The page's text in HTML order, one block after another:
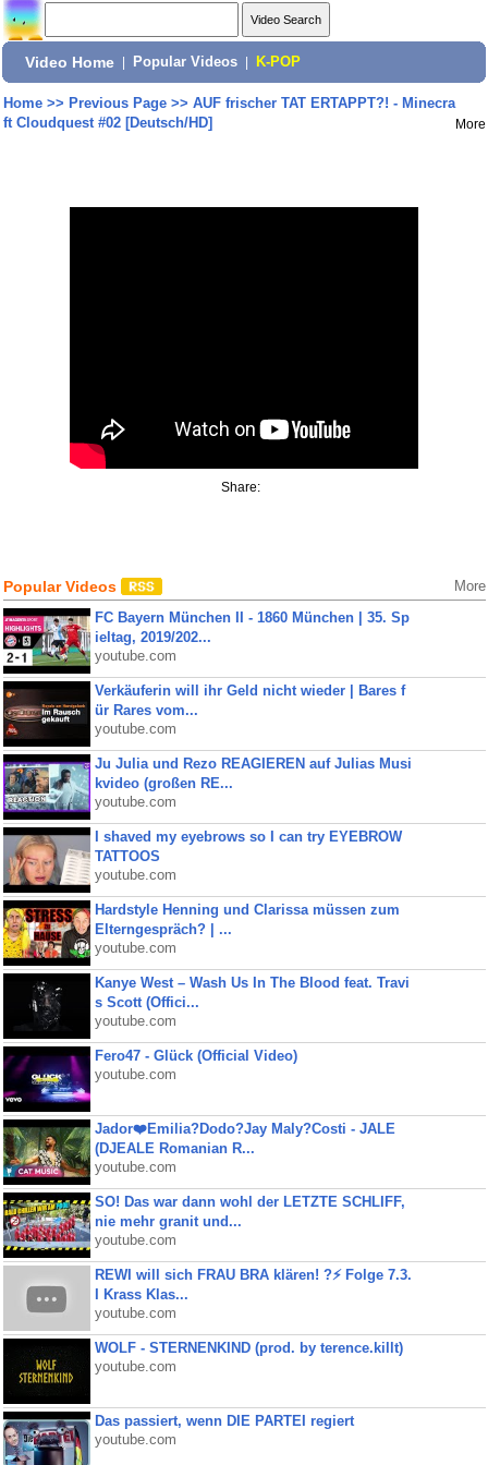
Video Home Popular Videos K-POP
Home>> Previous Page>> AUF frischer TAT ERTAPPT?! - Minecra
ft Cloudquest #02 [Deutsch/HD]
More
Share:
Popular Videos More
FC Bayern München II - 1860 München | 35. Sp
ieltag, 2019/202...
youtube.com
Verkäuferin will ihr Geld nicht wieder | Bares f
ür Rares vom...
youtube.com
Ju Julia und Rezo REAGIEREN auf Julias Musi
kvideo (großen RE...
youtube.com
I shaved my eyebrows so I can try EYEBROW
TATTOOS
youtube.com
Hardstyle Henning und Clarissa müssen zum
Elterngespräch? | ...
youtube.com
Kanye West – Wash Us In The Blood feat. Travi
s Scott (Offici...
youtube.com
Fero47 - Glück (Official Video)
youtube.com
Jador❤️Emilia?Dodo?Jay Maly?Costi - JALE
(DJEALE Romanian R...
youtube.com
SO! Das war dann wohl der LETZTE SCHLIFF,
nie mehr granit und...
youtube.com
REWI will sich FRAU BRA klären! ?⚡️ Folge 7.3.
I Krass Klas...
youtube.com
WOLF - STERNENKIND (prod. by terence.killt)
youtube.com
Das passiert, wenn DIE PARTEI regiert
youtube.com